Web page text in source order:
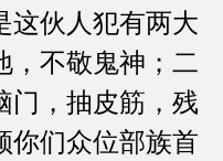
这伙人犯有两大
，不敬鬼神；二
门，抽皮筋，残
你们众位部族首